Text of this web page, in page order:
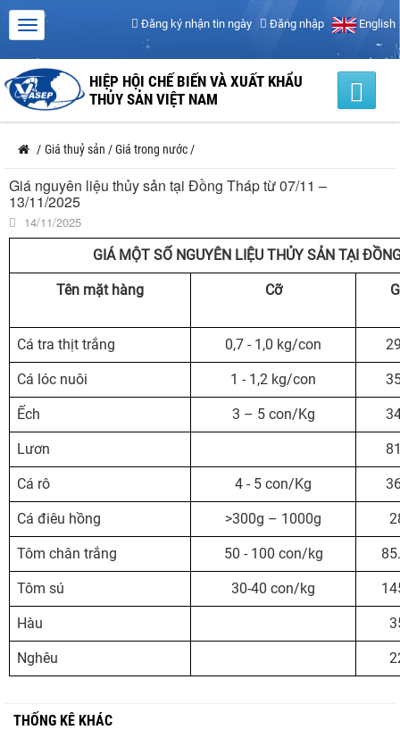
Đăng ký nhận tin ngày Đăng nhập English
HIỆP HỘI CHẾ BIẾN VÀ XUẤT KHẨU
THỦY SẢN VIỆT NAM
/ Giá thuỷ sản /Giá trong nước /
Giá nguyên liệu thủy sản tại Đồng Tháp từ 07/11 –
13/11/2025
14/11/2025
GIÁ MỘT SỐ NGUYÊN LIỆU THỦY SẢN TẠI
Tên mặt hàng Cỡ
Cá tra thịt trắng 0,7 - 1,0 kg/con
Cá lóc nuôi 1 - 1,2 kg/con
Ếch 3 – 5 con/Kg
Lươn
Cá rô 4 - 5 con/Kg
Cá điêu hồng >300g – 1000g
Tôm chân trắng 50 - 100 con/kg
Tôm sú 30-40 con/kg
Hàu
Nghêu
THỐNG KÊ KHÁC